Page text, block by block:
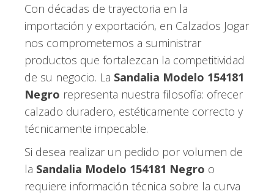
Con décadas de trayectoria en la
importación y exportación, en Calzados Jogar
nos comprometemos a suministrar
productos que fortalezcan la competitividad
de su negocio. La Sandalia Modelo 154181
Negro representa nuestra filosofía: ofrecer
calzado duradero, estéticamente correcto y
técnicamente impecable.
Si desea realizar un pedido por volumen de
la Sandalia Modelo 154181 Negro o
requiere información técnica sobre la curva